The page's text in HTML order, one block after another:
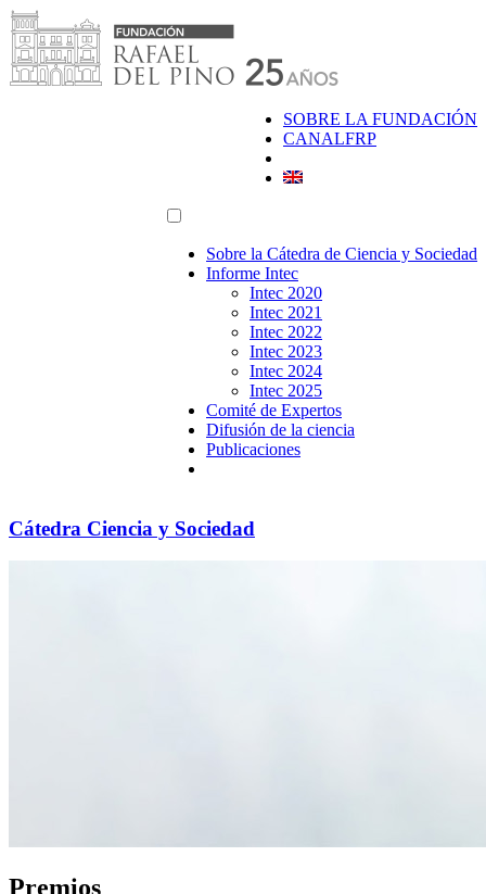
Saltar
al
contenido
SOBRE LA FUNDACIÓN
CANALFRP
Sobre la Cátedra de Ciencia y Sociedad
Informe Intec
Intec 2020
Intec 2021
Intec 2022
Intec 2023
Intec 2024
Intec 2025
Comité de Expertos
Difusión de la ciencia
Publicaciones
Cátedra Ciencia y Sociedad
Premios